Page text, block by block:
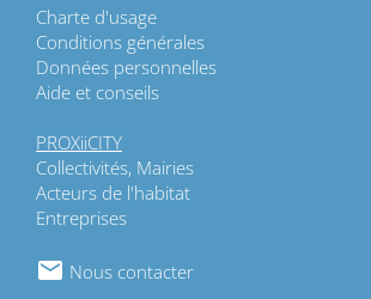
Charte d'usage
Conditions générales
Données personnelles
Aide et conseils
PROXiiCITY
Collectivités, Mairies
Acteurs de l'habitat
Entreprises
Nous contacter